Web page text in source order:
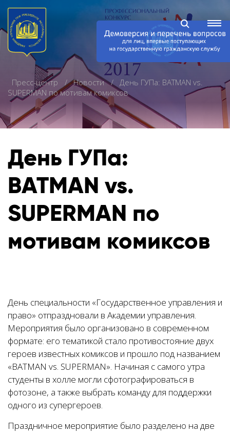
Пресс-центр Новости
День ГУПа: BATMAN vs.
SUPERMAN по мотивам комиксов
День ГУПа:
BATMAN vs.
SUPERMAN по
мотивам комиксов
День специальности «Государственное управления и
право» отпраздновали в Академии управления.
Мероприятия было организовано в современном
формате: его тематикой стало противостояние двух
героев известных комиксов и прошло под названием
«BATMAN vs. SUPERMAN». Начиная с самого утра
студенты в холле могли сфотографироваться в
фотозоне, а также выбрать команду для поддержки
одного из супергероев.
Праздничное мероприятие было разделено на две